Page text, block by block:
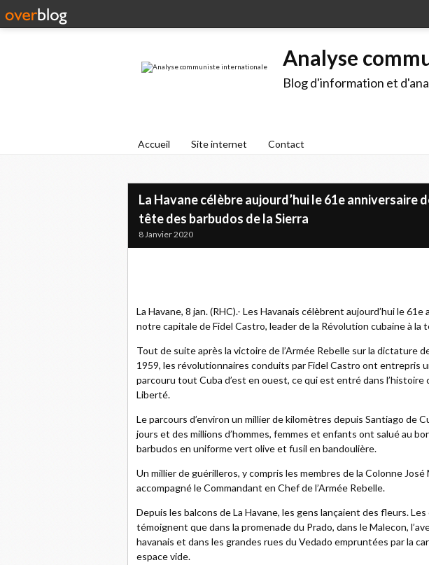
Analyse
Blog d'information et
Accueil Site internet Contact
La Havane célèbre aujourd’hui le 61e anniversaire
tête des barbudos de la Sierra
8 Janvier 2020
La Havane, 8 jan. (RHC).- Les Havanais célèbrent aujourd’hui le 61e
notre capitale de Fidel Castro, leader de la Révolution cubaine à la
Tout de suite après la victoire de l’Armée Rebelle sur la dictature
1959, les révolutionnaires conduits par Fidel Castro ont entrepris
parcouru tout Cuba d’est en ouest, ce qui est entré dans l’histoire
Liberté.
Le parcours d’environ un millier de kilomètres depuis Santiago de
jours et des millions d’hommes, femmes et enfants ont salué au
barbudos en uniforme vert olive et fusil en bandoulière.
Un millier de guérilleros, y compris les membres de la Colonne
accompagné le Commandant en Chef de l’Armée Rebelle.
Depuis les balcons de La Havane, les gens lançaient des fleurs.
témoignent que dans la promenade du Prado, dans le Malecon,
havanais et dans les grandes rues du Vedado empruntées par la
espace vide.